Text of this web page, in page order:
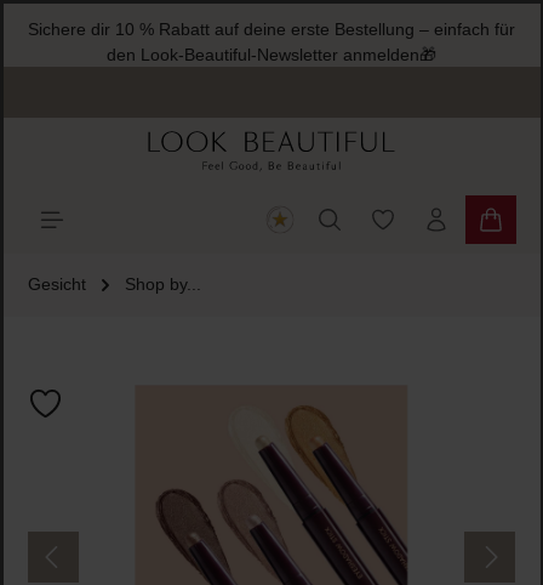
springen
Sichere dir 10 % Rabatt auf deine erste Bestellung – einfach für
den Look-Beautiful-Newsletter anmelden🎁
Du hast 0
Gesicht Shop by...